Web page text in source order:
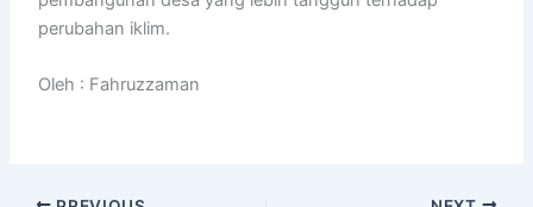
perubahan iklim.
Oleh : Fahruzzaman